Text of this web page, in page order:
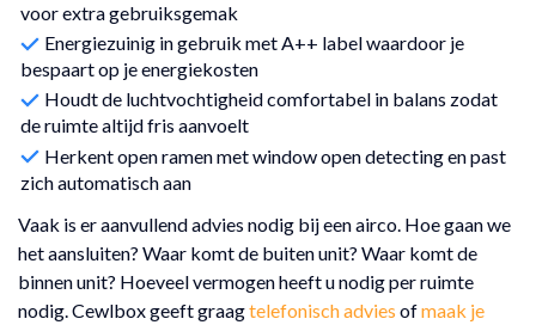
voor extra gebruiksgemak
Energiezuinig in gebruik met A++ label waardoor je
bespaart op je energiekosten
Houdt de luchtvochtigheid comfortabel in balans zodat
de ruimte altijd fris aanvoelt
Herkent open ramen met window open detecting en past
zich automatisch aan
Vaak is er aanvullend advies nodig bij een airco. Hoe gaan we
het aansluiten? Waar komt de buiten unit? Waar komt de
binnen unit? Hoeveel vermogen heeft u nodig per ruimte
nodig. Cewlbox geeft graagtelefonisch advies ofmaak je